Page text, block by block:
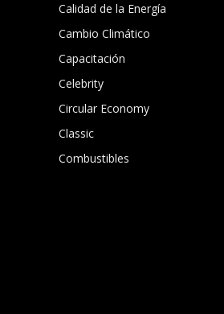
Calidad de la Energía
Cambio Climático
Capacitación
Celebrity
Circular Economy
Classic
Combustibles